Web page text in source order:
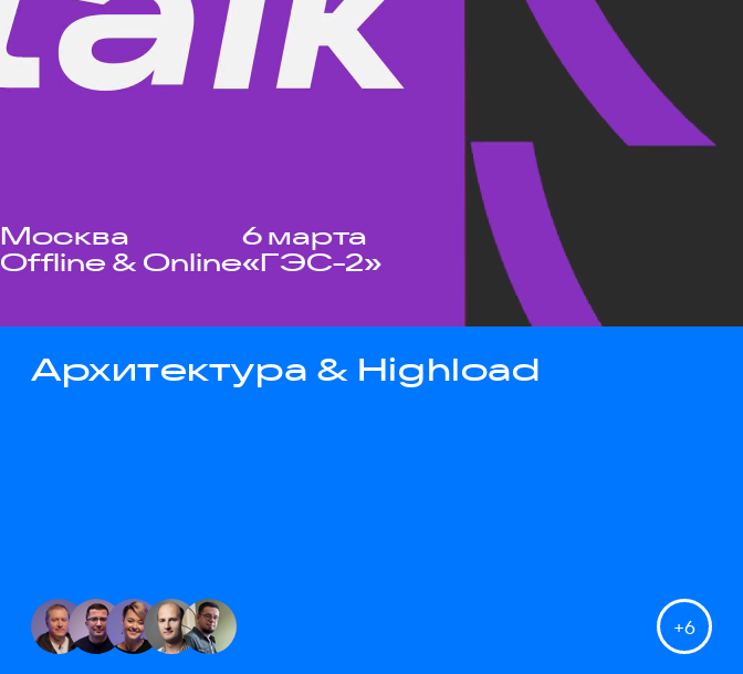
Москва
Offline & Online
6 марта
«ГЭС-2»
Архитектура & Highload
+6